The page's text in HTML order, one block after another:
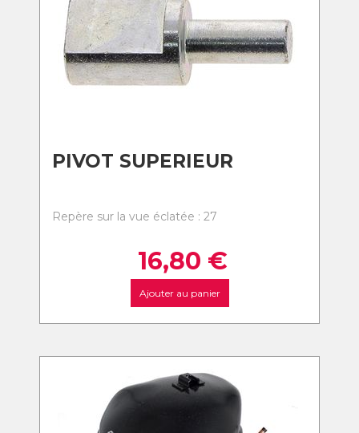
PIVOT SUPERIEUR
Repère sur la vue éclatée : 27
16,80 €
Ajouter au panier